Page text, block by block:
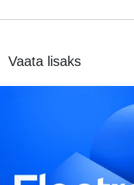
Vaata lisaks